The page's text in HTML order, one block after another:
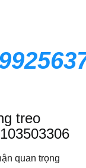
treo
quan trọng